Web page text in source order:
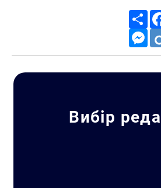
Вибір